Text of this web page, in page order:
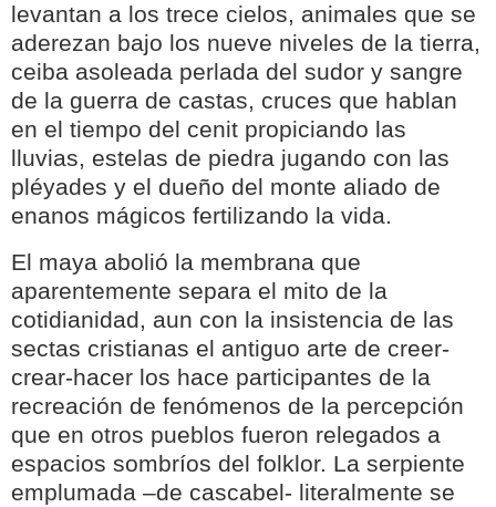
levantan a los trece cielos, animales que se
aderezan bajo los nueve niveles de la tierra,
ceiba asoleada perlada del sudor y sangre
de la guerra de castas, cruces que hablan
en el tiempo del cenit propiciando las
lluvias, estelas de piedra jugando con las
pléyades y el dueño del monte aliado de
enanos mágicos fertilizando la vida.
El maya abolió la membrana que
aparentemente separa el mito de la
cotidianidad, aun con la insistencia de las
sectas cristianas el antiguo arte de creer-
crear-hacer los hace participantes de la
recreación de fenómenos de la percepción
que en otros pueblos fueron relegados a
espacios sombríos del folklor. La serpiente
emplumada –de cascabel- literalmente se